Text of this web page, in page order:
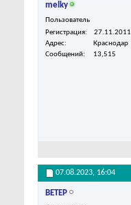
melky
Пользователь
Регистрация
27.11.2011
Адрес
Краснодар
Сообщений
13,515
07.08.2023, 16:04
BETEP